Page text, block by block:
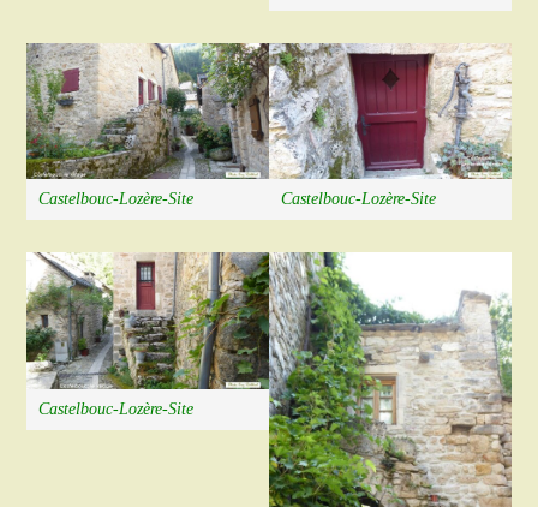
Castelbouc-Lozère-Site Castelbouc-Lozère-Site
Castelbouc-Lozère-Site